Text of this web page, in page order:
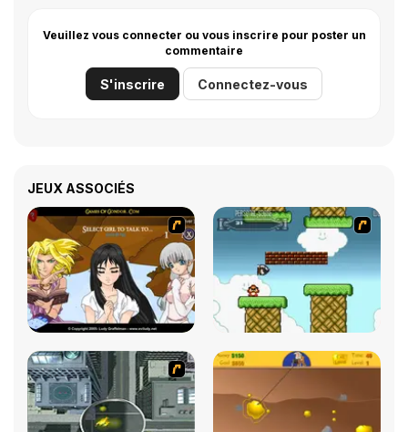
Veuillez vous connecter ou vous inscrire pour poster un
commentaire
S'inscrire Connectez-vous
JEUX ASSOCIÉS